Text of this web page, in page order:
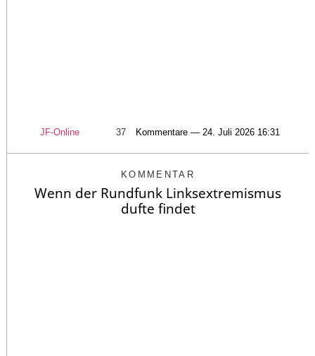
JF-Online 37 Kommentare — 24. Juli 2026 16:31
KOMMENTAR
Wenn der Rundfunk Linksextremismus
dufte findet